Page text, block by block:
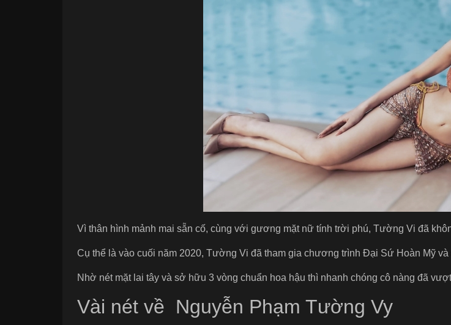
Vì thân hình mảnh mai sẵn cố, cùng với gương mặt nữ tính trời phú, Tường Vi đã
Cụ thể là vào cuối năm 2020, Tường Vi đã tham gia chương trình Đại Sứ Hoàn Mỹ
Nhờ nét mặt lai tây và sở hữu 3 vòng chuẩn hoa hậu thì nhanh chóng cô nàng đã
Vài nét về Nguyễn Phạm Tường Vy